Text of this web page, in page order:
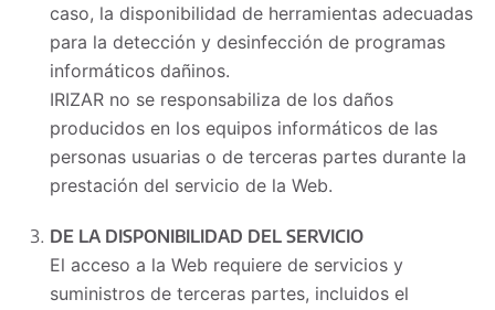
caso, la disponibilidad de herramientas adecuadas
para la detección y desinfección de programas
informáticos dañinos.
IRIZAR no se responsabiliza de los daños
producidos en los equipos informáticos de las
personas usuarias o de terceras partes durante la
prestación del servicio de la Web.
DE LA DISPONIBILIDAD DEL SERVICIO
El acceso a la Web requiere de servicios y
suministros de terceras partes, incluidos el